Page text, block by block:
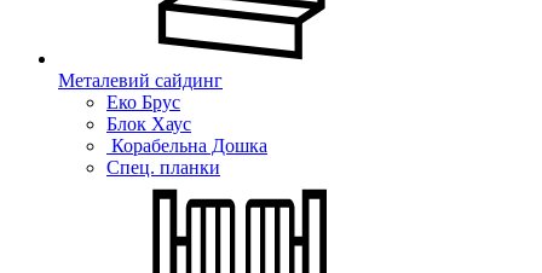
Металевий сайдинг
Еко Брус
Блок Хаус
Корабельна Дошка
Спец. планки